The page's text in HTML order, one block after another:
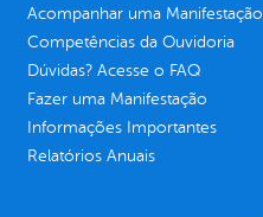
Acompanhar uma Manifestação
Competências da Ouvidoria
Dúvidas? Acesse o FAQ
Fazer uma Manifestação
Informações Importantes
Relatórios Anuais